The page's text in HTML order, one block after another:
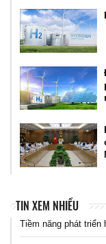
TIN XEM NHIỀU
Tiềm năng phát triển